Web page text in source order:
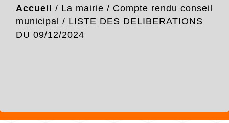
Accueil / La mairie / Compte rendu conseil
municipal / LISTE DES DELIBERATIONS
DU 09/12/2024